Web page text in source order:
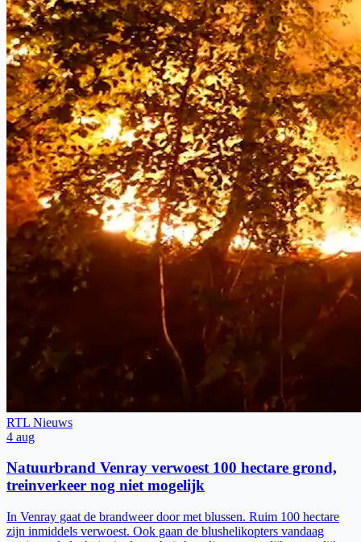
RTL Nieuws
4 aug
Natuurbrand Venray verwoest 100 hectare grond,
treinverkeer nog niet mogelijk
In Venray gaat de brandweer door met blussen. Ruim 100 hectare
zijn inmiddels verwoest. Ook gaan de blushelikopters vandaag